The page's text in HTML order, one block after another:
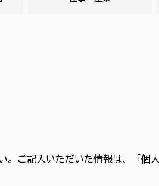
ご記入いただいた情報は、「個